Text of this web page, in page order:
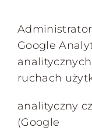
Google
ruchach
analityczny
(Google